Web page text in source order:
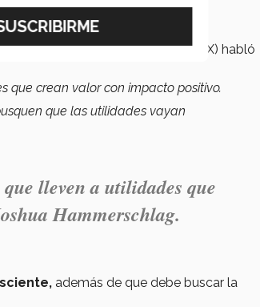
la Región Ciudad de México (CDMX) habló
que crean valor con impacto positivo.
que las utilidades vayan
lleven a utilidades que
Hammerschlag.
además de que debe buscar la